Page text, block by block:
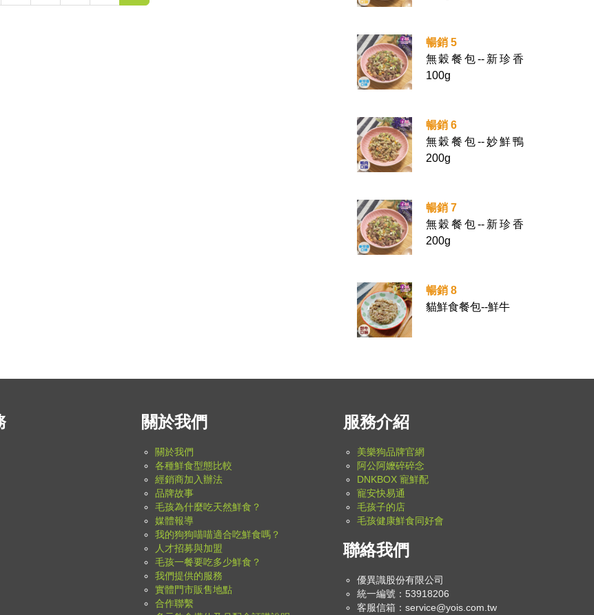
暢銷 5
無穀餐包--新珍香
100g
暢銷 6
無穀餐包--妙鮮鴨
200g
暢銷 7
無穀餐包--新珍香
200g
暢銷 8
貓鮮食餐包--鮮牛
關於我們
關於我們
各種鮮食型態比較
經銷商加入辦法
品牌故事
毛孩為什麼吃天然鮮食？
媒體報導
我的狗狗喵喵適合吃鮮食嗎？
人才招募與加盟
毛孩一餐要吃多少鮮食？
我們提供的服務
實體門市販售地點
合作聯繫
服務介紹
美樂狗品牌官網
阿公阿嬤碎碎念
DNKBOX 寵鮮配
寵安快易通
毛孩子的店
毛孩健康鮮食同好會
聯絡我們
優異識股份有限公司
統一編號：53918206
客服信箱： service@yois.com.tw